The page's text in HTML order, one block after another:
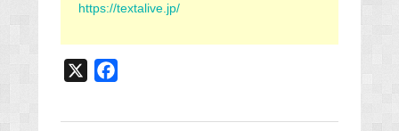
https://textalive.jp/